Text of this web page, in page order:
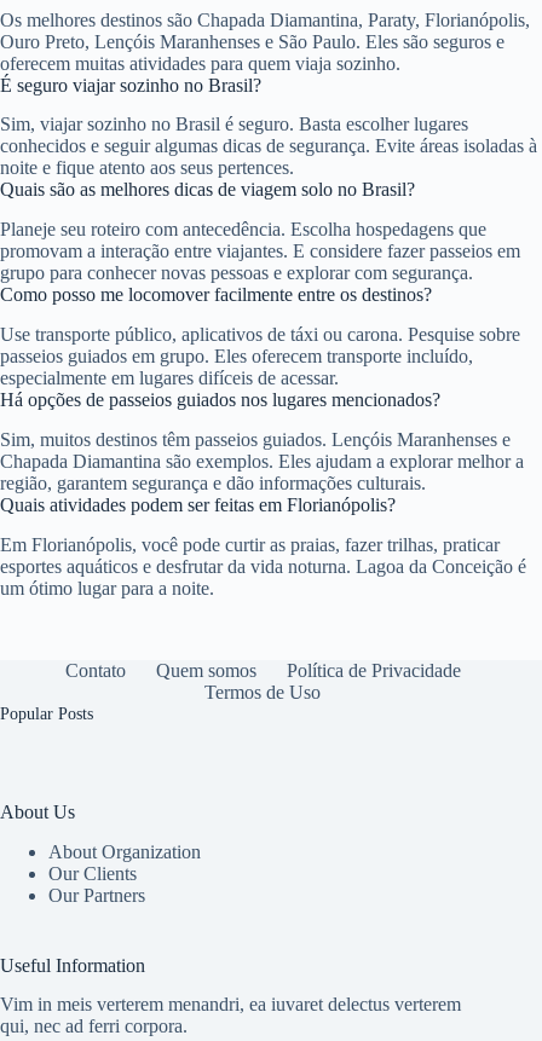
Os melhores destinos são Chapada Diamantina, Paraty, Florianópolis,
Ouro Preto, Lençóis Maranhenses e São Paulo. Eles são seguros e
oferecem muitas atividades para quem viaja sozinho.
É seguro viajar sozinho no Brasil?
Sim, viajar sozinho no Brasil é seguro. Basta escolher lugares
conhecidos e seguir algumas dicas de segurança. Evite áreas isoladas à
noite e fique atento aos seus pertences.
Quais são as melhores dicas de viagem solo no Brasil?
Planeje seu roteiro com antecedência. Escolha hospedagens que
promovam a interação entre viajantes. E considere fazer passeios em
grupo para conhecer novas pessoas e explorar com segurança.
Como posso me locomover facilmente entre os destinos?
Use transporte público, aplicativos de táxi ou carona. Pesquise sobre
passeios guiados em grupo. Eles oferecem transporte incluído,
especialmente em lugares difíceis de acessar.
Há opções de passeios guiados nos lugares mencionados?
Sim, muitos destinos têm passeios guiados. Lençóis Maranhenses e
Chapada Diamantina são exemplos. Eles ajudam a explorar melhor a
região, garantem segurança e dão informações culturais.
Quais atividades podem ser feitas em Florianópolis?
Em Florianópolis, você pode curtir as praias, fazer trilhas, praticar
esportes aquáticos e desfrutar da vida noturna. Lagoa da Conceição é
um ótimo lugar para a noite.
Contato Quem somos
Política de Privacidade
Termos de Uso
Popular Posts
About Us
About Organization
Our Clients
Our Partners
Useful Information
Vim in meis verterem menandri, ea iuvaret delectus verterem
qui, nec ad ferri corpora.